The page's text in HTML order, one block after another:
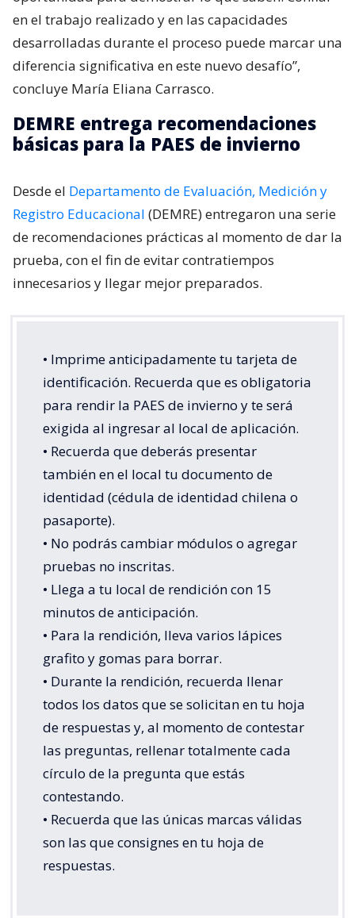
en el trabajo realizado y en las capacidades
desarrolladas durante el proceso puede marcar una
diferencia significativa en este nuevo desafío”,
concluye María Eliana Carrasco.
DEMRE entrega recomendaciones
básicas para la PAES de invierno
Desde el Departamento de Evaluación, Medición y
Registro Educacional (DEMRE) entregaron una serie
de recomendaciones prácticas al momento de dar la
prueba, con el fin de evitar contratiempos
innecesarios y llegar mejor preparados.
• Imprime anticipadamente tu tarjeta de
identificación. Recuerda que es obligatoria
para rendir la PAES de invierno y te será
exigida al ingresar al local de aplicación.
• Recuerda que deberás presentar
también en el local tu documento de
identidad (cédula de identidad chilena o
pasaporte).
• No podrás cambiar módulos o agregar
pruebas no inscritas.
• Llega a tu local de rendición con 15
minutos de anticipación.
• Para la rendición, lleva varios lápices
grafito y gomas para borrar.
• Durante la rendición, recuerda llenar
todos los datos que se solicitan en tu hoja
de respuestas y, al momento de contestar
las preguntas, rellenar totalmente cada
círculo de la pregunta que estás
contestando.
• Recuerda que las únicas marcas válidas
son las que consignes en tu hoja de
respuestas.